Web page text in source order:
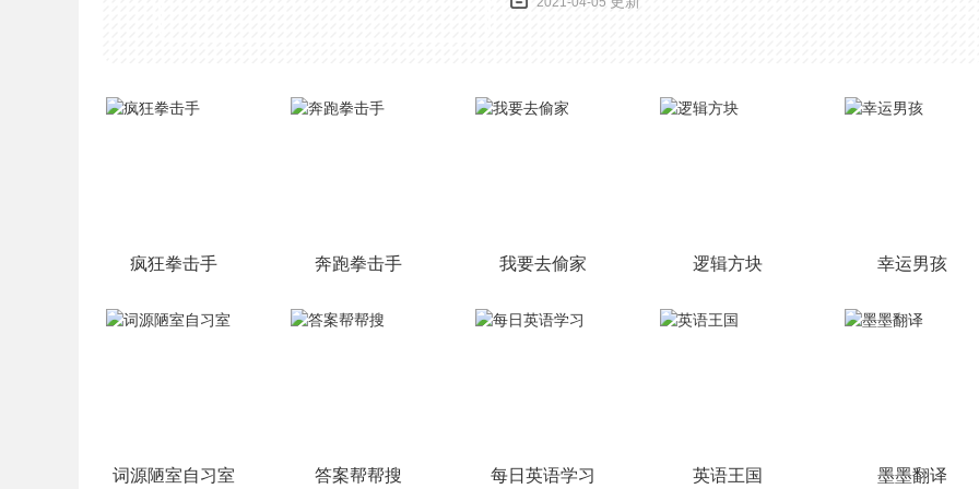
验的，我们也是能够去刺激的进行对战的，小编现在就是收集了一
疯狂拳击手 奔跑拳击手 我要去偷家 逻辑方块 幸运男孩
词源陋室自习室 答案帮帮搜 每日英语学习 英语王国 墨墨翻译